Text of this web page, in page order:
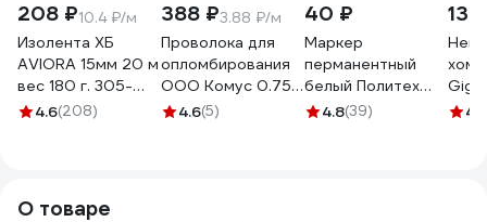
208 ₽10.4 ₽/м
Изолента ХБ
AVIORA 15мм 20 м
вес 180 г. 305-
0654.6(208)
388 ₽3.88 ₽/м
Проволока для
опломбирования
ООО Комус 0.75
мм, намотка 100 м
4.6(5)
40 ₽
Маркер
перманентный
белый Политех
1600310
4.8(39) 4.2
О товаре